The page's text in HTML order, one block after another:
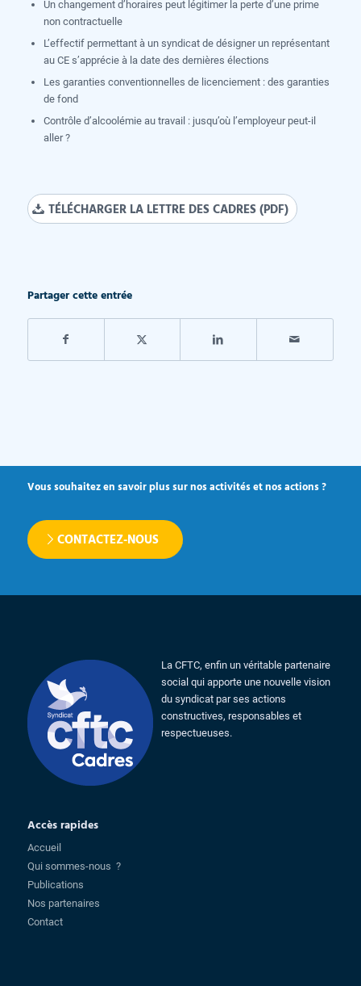
Un changement d’horaires peut légitimer la perte d’une prime
non contractuelle
L’effectif permettant à un syndicat de désigner un représentant
au CE s’apprécie à la date des dernières élections
Les garanties conventionnelles de licenciement : des garanties
de fond
Contrôle d’alcoolémie au travail : jusqu’où l’employeur peut-il
aller ?
TÉLÉCHARGER LA LETTRE DES CADRES (PDF)
Partager cette entrée
Vous souhaitez en savoir plus sur nos activités et nos actions ?
CONTACTEZ-NOUS
La CFTC, enfin un véritable partenaire
social qui apporte une nouvelle vision
du syndicat par ses actions
constructives, responsables et
respectueuses.
Accès rapides
Accueil
Qui sommes-nous ?
Publications
Nos partenaires
Contact